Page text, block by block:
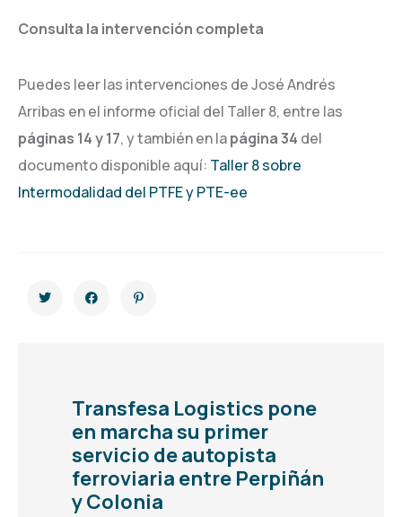
Consulta la intervención completa
Puedes leer las intervenciones de José Andrés
Arribas en el informe oficial del Taller 8, entre las
páginas 14 y 17, y también en lapágina 34 del
documento disponible aquí: Taller 8 sobre
Intermodalidad del PTFE y PTE-ee
Transfesa Logistics pone
en marcha su primer
servicio de autopista
ferroviaria entre Perpiñán
y Colonia